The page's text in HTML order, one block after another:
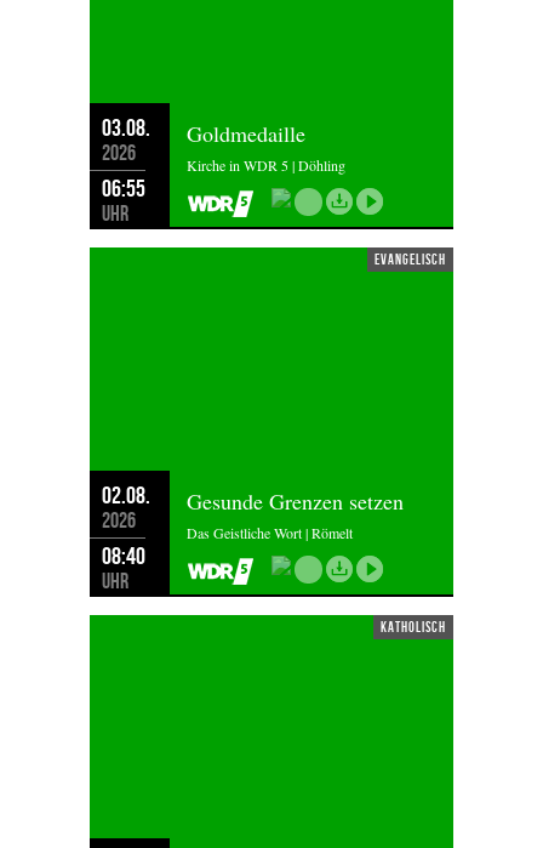
03.08.
2026
06:55
Uhr
Goldmedaille
Kirche in WDR 5 | Döhling
evangelisch
02.08.
2026
08:40
Uhr
Gesunde Grenzen setzen
Das Geistliche Wort | Römelt
katholisch